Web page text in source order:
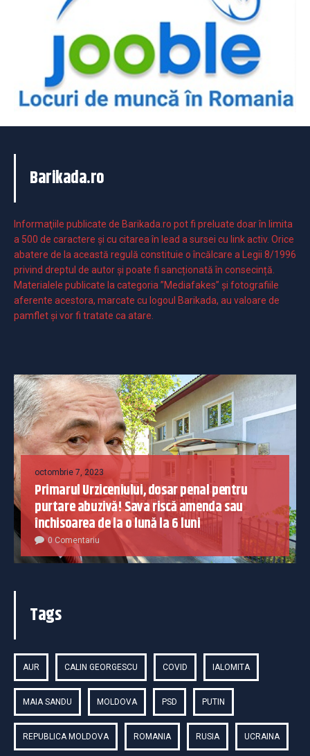
Barikada.ro
Informaţiile publicate de Barikada.ro pot fi preluate doar în limita
a 500 de caractere şi cu citarea în lead a sursei cu link activ. Orice
abatere de la această regulă constituie o încălcare a Legii 8/1996
privind dreptul de autor și poate fi sancționată în consecință.
Materialele publicate la categoria ”Mediafakes” și fotografiile
aferente acestora, marcate cu logoul Barikada, au valoare de
pamflet și vor fi tratate ca atare.
octombrie 7, 2023
Primarul Urziceniului, dosar penal pentru
purtare abuzivă! Sava riscă amenda sau
închisoarea de la o lună la 6 luni
0 Comentariu
Tags
AUR CALIN GEORGESCU COVID IALOMITA
MAIA SANDU MOLDOVA PSD PUTIN
REPUBLICA MOLDOVA ROMANIA RUSIA UCRAINA